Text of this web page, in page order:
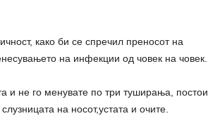
како би се спречил преносот на
на инфекции од човек на човек.
и не го менувате по три туширања, постои
на носот,устата и очите.